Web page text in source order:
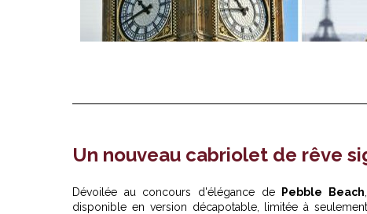
Un nouveau cabriolet de rêve
Dévoilée au concours d'élégance de Pebble Beach
disponible en version décapotable, limitée à